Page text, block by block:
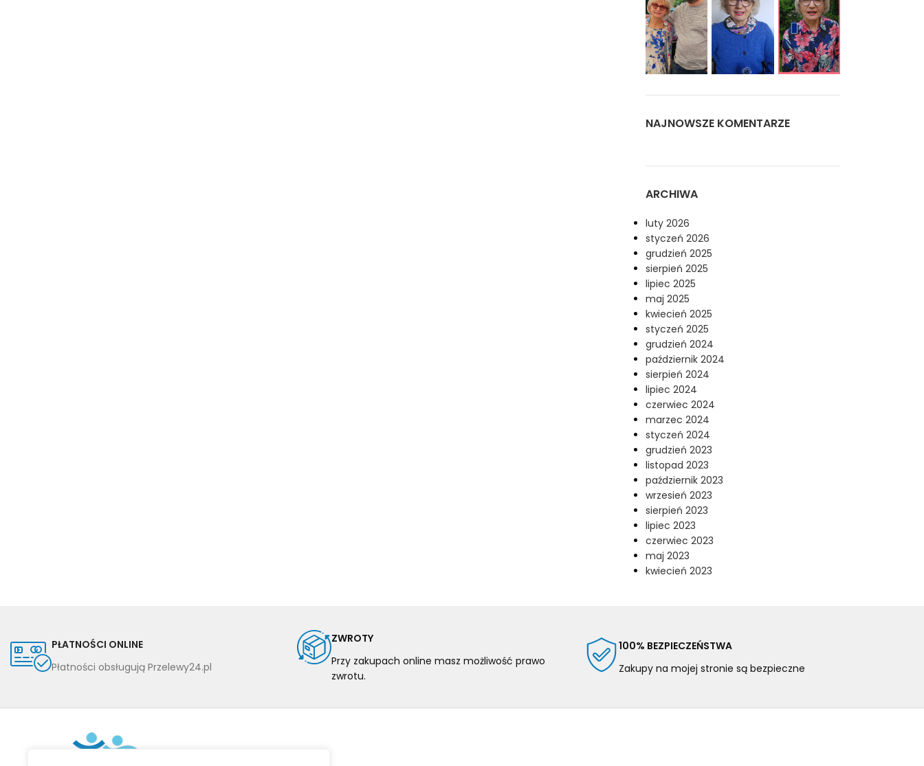
NAJNOWSZE KOMENTARZE
ARCHIWA
luty 2026
styczeń 2026
grudzień 2025
sierpień 2025
lipiec 2025
maj 2025
kwiecień 2025
styczeń 2025
grudzień 2024
październik 2024
sierpień 2024
lipiec 2024
czerwiec 2024
marzec 2024
styczeń 2024
grudzień 2023
listopad 2023
październik 2023
wrzesień 2023
sierpień 2023
lipiec 2023
czerwiec 2023
maj 2023
kwiecień 2023
PŁATNOŚCI ONLINE
Płatności obsługują Przelewy24.pl
ZWROTY
Przy zakupach online masz możliwość prawo
zwrotu.
100% BEZPIECZEŃSTWA
Zakupy na mojej stronie są bezpieczne